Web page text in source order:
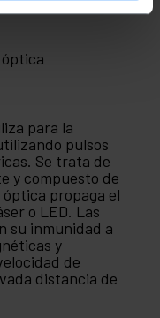
para la
pulsos
Se trata de
y compuesto de
propaga el
o LED. Las
su inmunidad a
y
de
distancia de